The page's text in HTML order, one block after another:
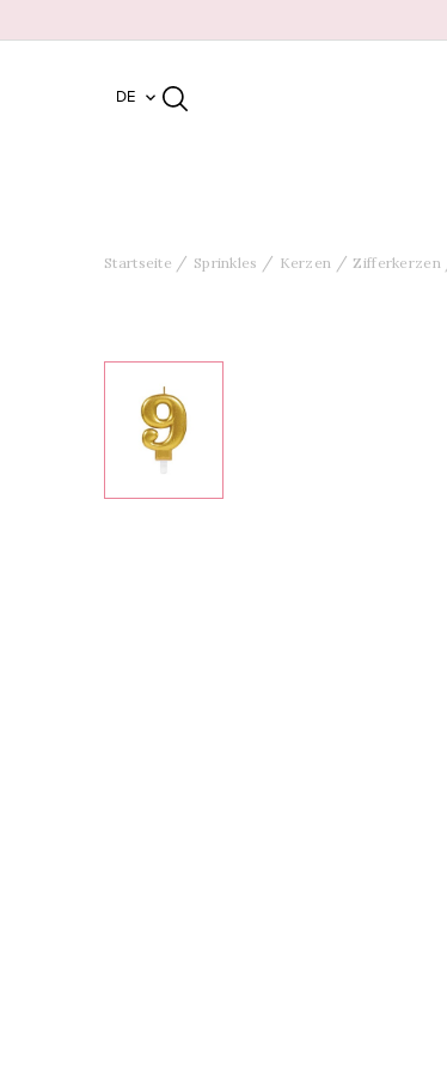
DE 
Startseite Sprinkles Kerzen Zifferkerzen